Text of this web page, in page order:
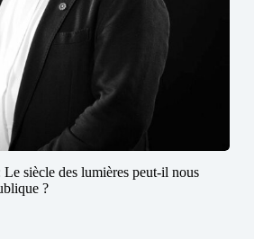
siècle des lumières peut-il nous
?